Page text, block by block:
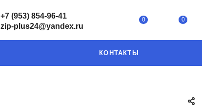
+7 (953) 854-96-41
zip-plus24@yandex.ru
0 0
КОНТАКТЫ